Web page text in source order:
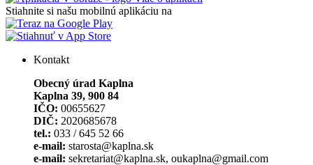
Stiahnite si našu mobilnú aplikáciu na
Kontakt
Obecný úrad Kaplna
Kaplna 39, 900 84
IČO: 00655627
DIČ: 2020685678
tel.: 033 / 645 52 66
e-mail: starosta@kaplna.sk
e-mail: sekretariat@kaplna.sk, oukaplna@gmail.com